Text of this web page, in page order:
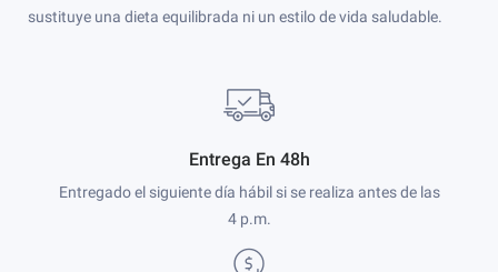
sustituye una dieta equilibrada ni un estilo de vida saludable.
Entrega En 48h
Entregado el siguiente día hábil si se realiza antes de las
4 p.m.